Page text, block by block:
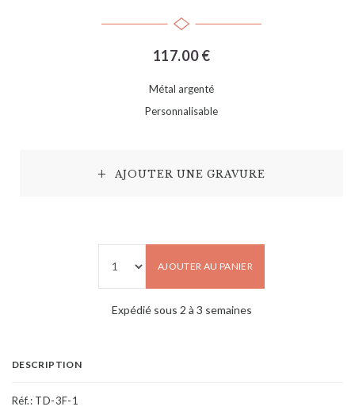
117.00 €
Métal argenté
Personnalisable
AJOUTER UNE GRAVURE
AJOUTER AU PANIER
Expédié sous 2 à 3 semaines
DESCRIPTION
Réf.: TD-3F-1